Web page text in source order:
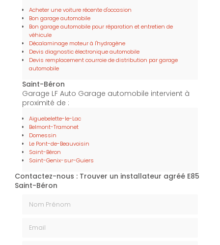
Acheter une voiture récente d'occasion
Bon garage automobile
Bon garage automobile pour réparation et entretien de
véhicule
Décalaminage moteur à l'hydrogène
Devis diagnostic électronique automobile
Devis remplacement courroie de distribution par garage
automobile
Saint-Béron
Garage LF Auto Garage automobile intervient à
proximité de :
Aiguebelette-le-Lac
Belmont-Tramonet
Domessin
Le Pont-de-Beauvoisin
Saint-Béron
Saint-Genix-sur-Guiers
Contactez-nous : Trouver un installateur agréé E85
Saint-Béron